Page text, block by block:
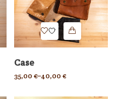
Case
35,00 €–40,00 €